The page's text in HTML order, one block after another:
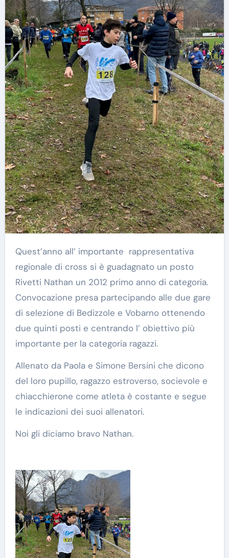
Quest’anno all’ importante rappresentativa
regionale di cross si è guadagnato un posto
Rivetti Nathan un 2012 primo anno di categoria.
Convocazione presa partecipando alle due gare
di selezione di Bedizzole e Vobarno ottenendo
due quinti posti e centrando l’ obiettivo più
importante per la categoria ragazzi.
Allenato da Paola e Simone Bersini che dicono
del loro pupillo, ragazzo estroverso, socievole e
chiacchierone come atleta è costante e segue
le indicazioni dei suoi allenatori.
Noi gli diciamo bravo Nathan.